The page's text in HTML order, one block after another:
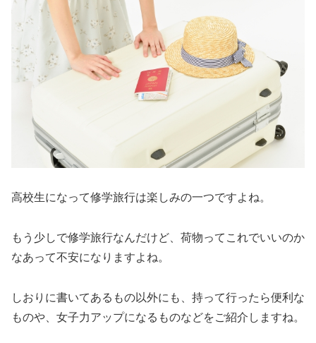
高校生になって修学旅行は楽しみの一つですよね。
もう少しで修学旅行なんだけど、荷物ってこれでいいのか
なあって不安になりますよね。
しおりに書いてあるもの以外にも、持って行ったら便利な
ものや、女子力アップになるものなどをご紹介しますね。